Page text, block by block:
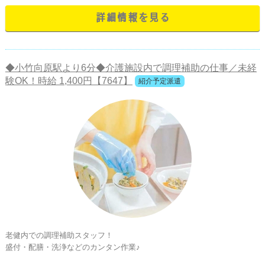
詳細情報を見る
◆小竹向原駅より6分◆介護施設内で調理補助の仕事／未経
験OK！時給 1,400円【7647】
紹介予定派遣
老健内での調理補助スタッフ！
盛付・配膳・洗浄などのカンタン作業♪